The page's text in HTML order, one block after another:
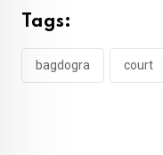
Tags:
bagdogra court